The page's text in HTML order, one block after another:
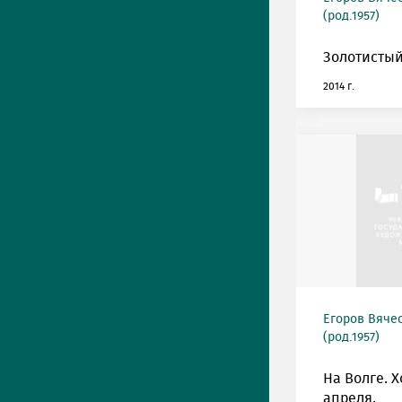
(род.1957)
2014 г.
Егоров
(род.1957)
На Волге.
апреля.